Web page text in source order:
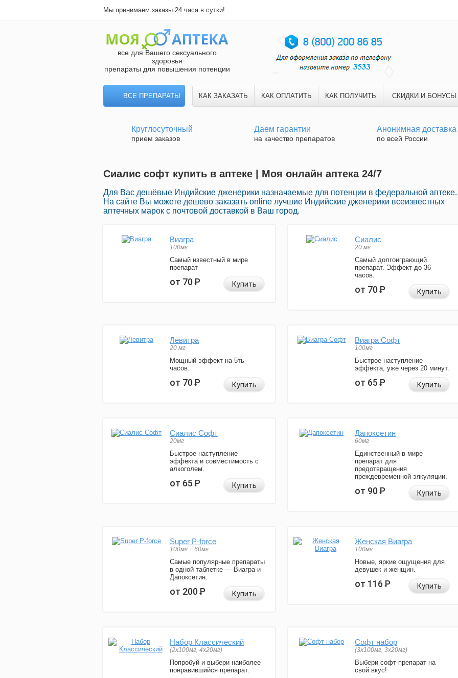
Мы принимаем заказы 24 часа в сутки!
все для Вашего сексуального
здоровья
препараты для повышения потенции
ВСЕ ПРЕПАРАТЫ КАК ЗАКАЗАТЬ КАК ОПЛАТИТЬ КАК ПОЛУЧИТЬ СКИДКИ И БОНУСЫ
Круглосуточный
прием заказов
Даем гарантии
на качество препаратов
Анонимная доставка
по всей России
Сиалис софт купить в аптеке | Моя онлайн аптека 24/7
Для Вас дешёвые Индийские дженерики назначаемые для потенции в федеральной аптеке.
На сайте Вы можете дешево заказать online лучшие Индийские дженерики всеизвестных
аптечных марок с почтовой доставкой в Ваш город.
Виагра
100мг
Самый известный в мире
препарат
от 70Р Купить
Сиалис
20 мг
Самый долгоиграющий
препарат. Эффект до 36
часов.
от 70Р Купить
Левитра
20 мг
Мощный эффект на 5ть
часов.
от 70Р Купить
Виагра Софт
100мг
Быстрое наступление
эффекта, уже через 20 минут.
от 65Р Купить
Сиалис Софт
20мг
Быстрое наступление
эффекта и совместимость с
алкоголем.
от 65Р Купить
Дапоксетин
60мг
Единственный в мире
препарат для
предотвращения
преждевременной эякуляции.
от 90Р Купить
Super P-force
100мг + 60мг
Самые популярные препараты
в одной таблетке — Виагра и
Дапоксетин.
от 200Р Купить
Женская Виагра
100мг
Новые, яркие ощущения для
девушек и женщин.
от 116Р Купить
Набор Классический
(2x100мг, 4x20мг)
Попробуй и выбери наиболее
понравившийся препарат.
Софт набор
(3x100мг, 3x20мг)
Выбери софт-препарат на
свой вкус!